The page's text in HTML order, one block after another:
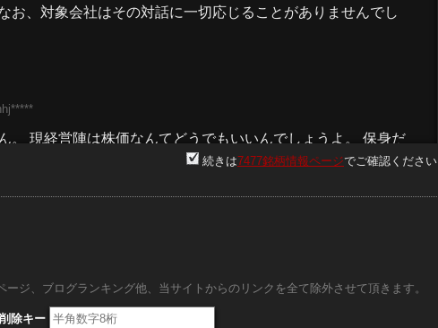
、対象会社はその対話に一切応じることがありませんでし
。 現経営陣は株価なんてどうでもいいんでしょうよ。 保身だ
続きは7477銘柄情報ページでご確認ください
ジ、ブログランキング他、当サイトからのリンクを全て除外させて頂きます。
削除キー